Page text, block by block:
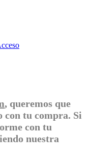
, queremos que
con tu compra. Si
con tu
nuestra